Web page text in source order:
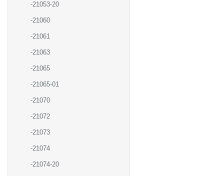
-21053-20
-21060
-21061
-21063
-21065
-21065-01
-21070
-21072
-21073
-21074
-21074-20